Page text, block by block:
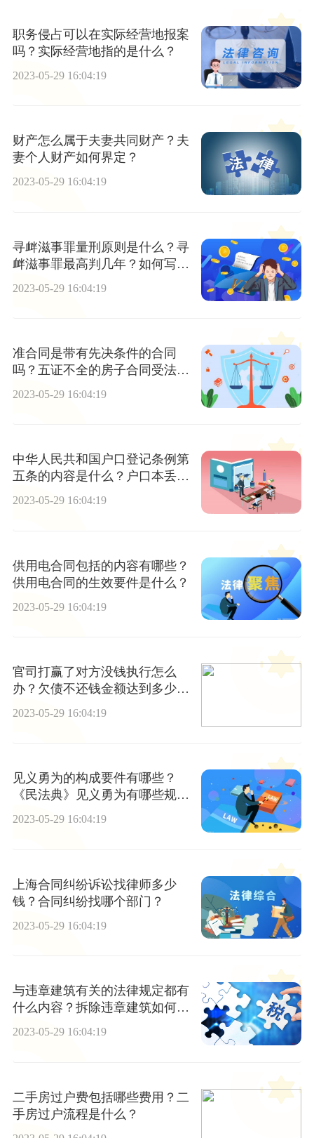
职务侵占可以在实际经营地报案
吗？实际经营地指的是什么？
2023-05-29 16:04:19
财产怎么属于夫妻共同财产？夫
妻个人财产如何界定？
2023-05-29 16:04:19
寻衅滋事罪量刑原则是什么？寻
衅滋事罪最高判几年？如何写寻
2023-05-29 16:04:19
准合同是带有先决条件的合同
吗？五证不全的房子合同受法律
2023-05-29 16:04:19
中华人民共和国户口登记条例第
五条的内容是什么？户口本丢了
怎么办？
2023-05-29 16:04:19
供用电合同包括的内容有哪些？
供用电合同的生效要件是什么？
2023-05-29 16:04:19
官司打赢了对方没钱执行怎么
办？欠债不还钱金额达到多少可
以起诉？
2023-05-29 16:04:19
见义勇为的构成要件有哪些？
《民法典》见义勇为有哪些规
定？
2023-05-29 16:04:19
上海合同纠纷诉讼找律师多少
钱？合同纠纷找哪个部门？
2023-05-29 16:04:19
与违章建筑有关的法律规定都有
什么内容？拆除违章建筑如何拆
除？
2023-05-29 16:04:19
二手房过户费包括哪些费用？二
手房过户流程是什么？